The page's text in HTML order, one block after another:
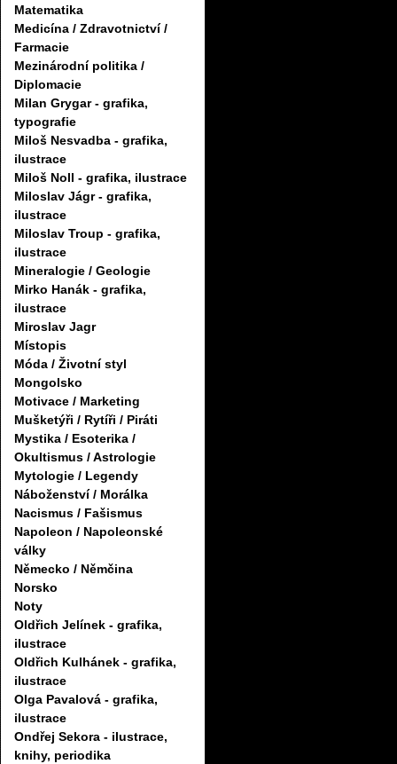
Matematika
Medicína / Zdravotnictví /
Farmacie
Mezinárodní politika /
Diplomacie
Milan Grygar - grafika,
typografie
Miloš Nesvadba - grafika,
ilustrace
Miloš Noll - grafika, ilustrace
Miloslav Jágr - grafika,
ilustrace
Miloslav Troup - grafika,
ilustrace
Mineralogie / Geologie
Mirko Hanák - grafika,
ilustrace
Miroslav Jagr
Místopis
Móda / Životní styl
Mongolsko
Motivace / Marketing
Mušketýři / Rytíři / Piráti
Mystika / Esoterika /
Okultismus / Astrologie
Mytologie / Legendy
Náboženství / Morálka
Nacismus / Fašismus
Napoleon / Napoleonské
války
Německo / Němčina
Norsko
Noty
Oldřich Jelínek - grafika,
ilustrace
Oldřich Kulhánek - grafika,
ilustrace
Olga Pavalová - grafika,
ilustrace
Ondřej Sekora - ilustrace,
knihy, periodika